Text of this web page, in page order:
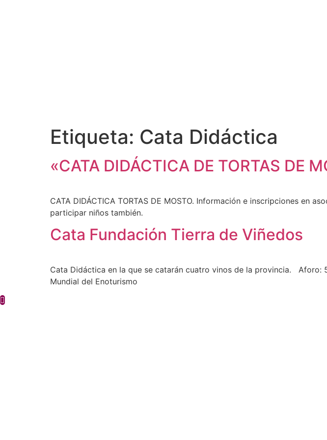
Etiqueta: Cata Didáctica
«CATA DIDÁCTICA DE TORTAS DE
CATA DIDÁCTICA TORTAS DE MOSTO. Información e inscripciones en
participar niños también.
Cata Fundación Tierra de Viñedos
Cata Didáctica en la que se catarán cuatro vinos de la provincia.
Mundial del Enoturismo